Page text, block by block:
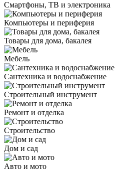
Смартфоны, ТВ и электроника
Компьютеры и периферия
Товары для дома, бакалея
Мебель
Сантехника и водоснабжение
Строительный инструмент
Ремонт и отделка
Строительство
Дом и сад
Авто и мото